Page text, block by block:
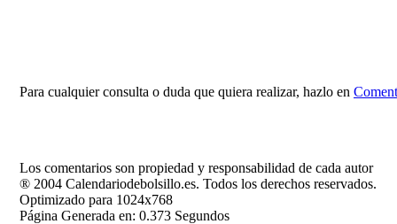
Para cualquier consulta o duda que quiera realizar, hazlo en
Los comentarios son propiedad y responsabilidad de cada autor
® 2004 Calendariodebolsillo.es. Todos los derechos reservados.
Optimizado para 1024x768
Página Generada en: 0.373 Segundos